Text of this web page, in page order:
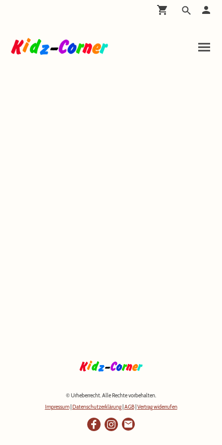
© Urheberrecht. Alle Rechte vorbehalten.
Impressum| Datenschutzerklärung| AGB| Vertrag widerrufen